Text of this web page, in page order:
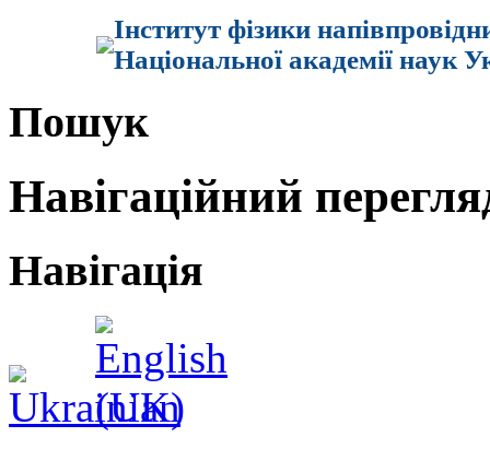
Інститут фізики
Національної академії наук
Пошук
Навігаційний
Навігація